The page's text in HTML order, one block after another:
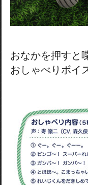
おなかを押すと
おしゃべりボイ